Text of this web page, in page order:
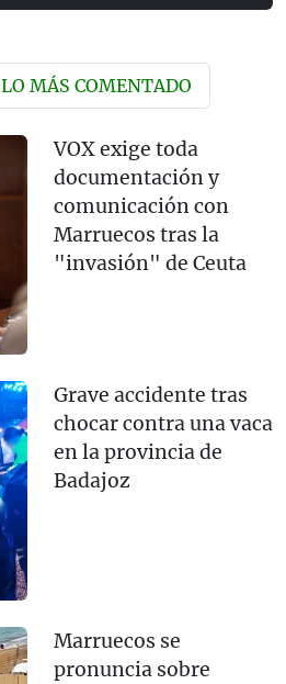
LO MÁS COMENTADO
VOX exige toda
documentación y
comunicación con
Marruecos tras la
"invasión" de Ceuta
Grave accidente tras
chocar contra una vaca
en la provincia de
Badajoz
Marruecos se
pronuncia sobre